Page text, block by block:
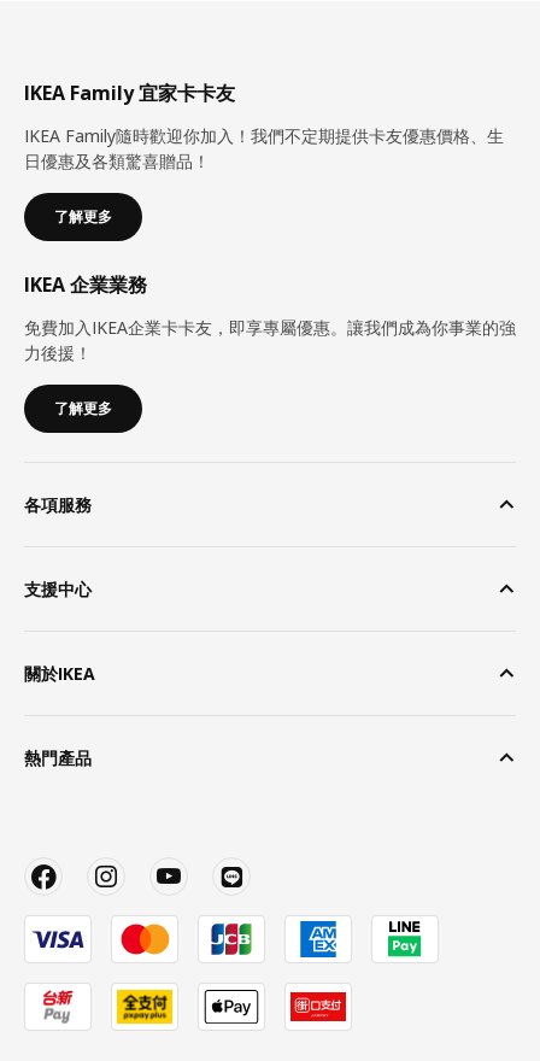
IKEA Family 宜家卡卡友
IKEA Family隨時歡迎你加入！我們不定期提供卡友優惠價格、生
日優惠及各類驚喜贈品！
了解更多
IKEA 企業業務
免費加入IKEA企業卡卡友，即享專屬優惠。讓我們成為你事業的強
力後援！
了解更多
各項服務
支援中心
關於IKEA
熱門產品